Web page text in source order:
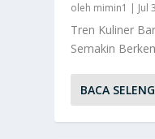
oleh mimin1 | Jul
Tren Kuliner
Semakin
BACA